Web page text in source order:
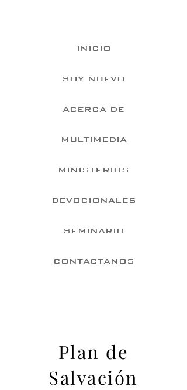
INICIO
SOY NUEVO
ACERCA DE
MULTIMEDIA
MINISTERIOS
DEVOCIONALES
SEMINARIO
CONTACTANOS
Plan de
Salvación